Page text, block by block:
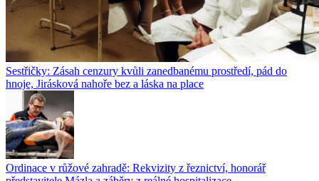
Sestřičky: Zásah cenzury kvůli zanedbanému prostředí, pád do
hnoje, Jirásková nahoře bez a láska na place
Ordinace v růžové zahradě: Rekvizity z řeznictví, honorář